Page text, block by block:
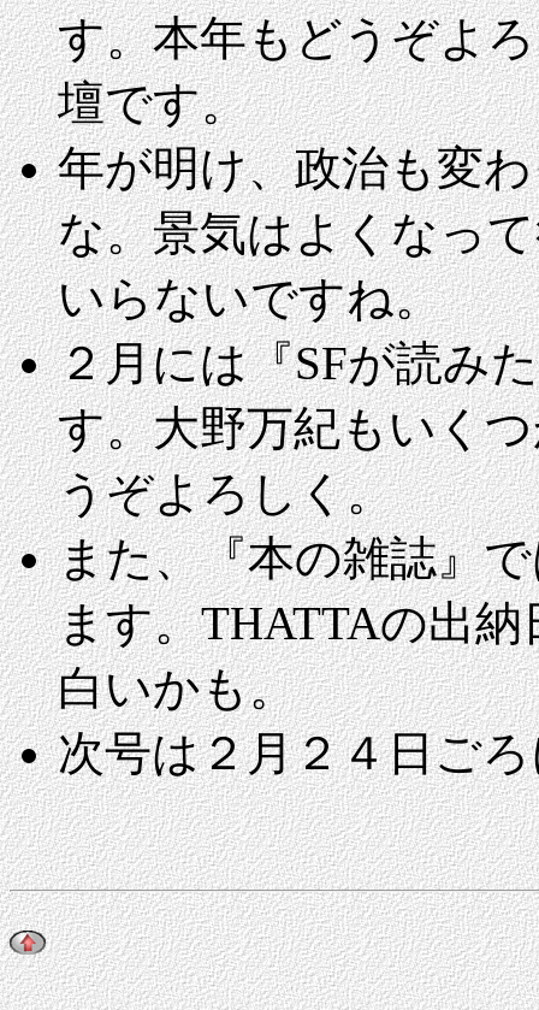
す。本年もどうぞよ
壇です。
年が明け、政治も変
な。景気はよくなっ
いらないですね。
２月には『SFが読み
す。大野万紀もいく
うぞよろしく。
また、『本の雑誌』
ます。THATTAの出
白いかも。
次号は２月２４日ご